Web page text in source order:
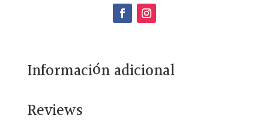
5
cantidad
Información adicional
Reviews